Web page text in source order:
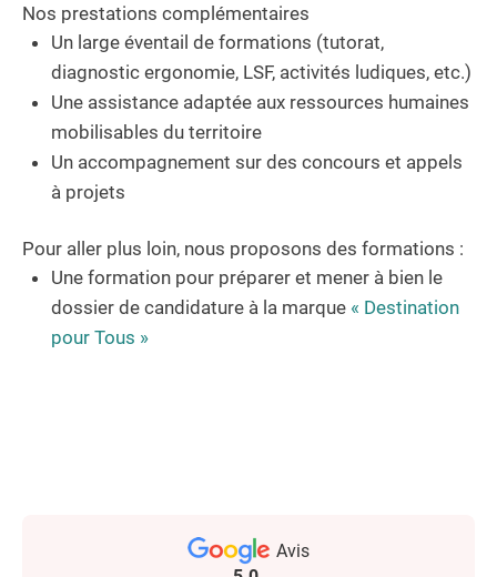
Nos prestations complémentaires
Un large éventail de formations (tutorat,
diagnostic ergonomie, LSF, activités ludiques, etc.)
Une assistance adaptée aux ressources humaines
mobilisables du territoire
Un accompagnement sur des concours et appels
à projets
Pour aller plus loin, nous proposons des formations :
Une formation pour préparer et mener à bien le
dossier de candidature à la marque « Destination
pour Tous »
Avis